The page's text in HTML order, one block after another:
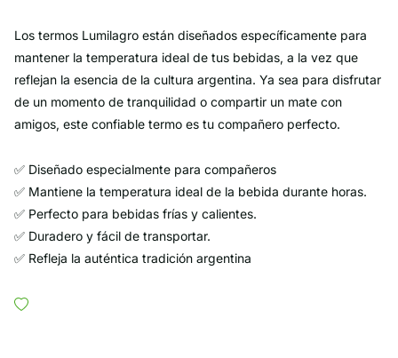
Los termos Lumilagro están diseñados específicamente para
mantener la temperatura ideal de tus bebidas, a la vez que
reflejan la esencia de la cultura argentina. Ya sea para disfrutar
de un momento de tranquilidad o compartir un mate con
amigos, este confiable termo es tu compañero perfecto.
✅ Diseñado especialmente para compañeros
✅ Mantiene la temperatura ideal de la bebida durante horas.
✅ Perfecto para bebidas frías y calientes.
✅ Duradero y fácil de transportar.
✅ Refleja la auténtica tradición argentina